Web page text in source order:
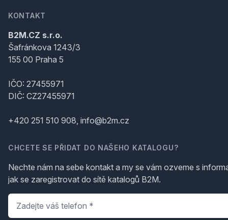
KONTAKT
B2M.CZ s.r.o.
Šafránkova 1243/3
155 00 Praha 5
IČO: 27455971
DIČ: CZ27455971
+420 251 510 908, info@b2m.cz
CHCETE SE PŘIDAT DO NAŠEHO KATALOGU?
Nechte nám na sebe kontakt a my se vám ozveme s
jak se zaregistrovat do sítě katalogů B2M.
Telefon